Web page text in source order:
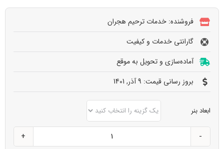
فروشنده: خدمات ترحیم هجران
گارانتی خدمات و کیفیت
آماده‌سازی و تحویل به‌ موقع
بروز رسانی قیمت: 9 آذر, 1401
ابعاد بنر
طرح